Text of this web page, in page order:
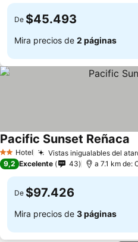
De $45.493
Mira precios de 2 páginas
2 Estrellas
Hotel Vistas inigualables del
Pacific Sunset Reñaca
9,2 Excelente 43 a 7.1 km de:
De $97.426
Mira precios de 3 páginas